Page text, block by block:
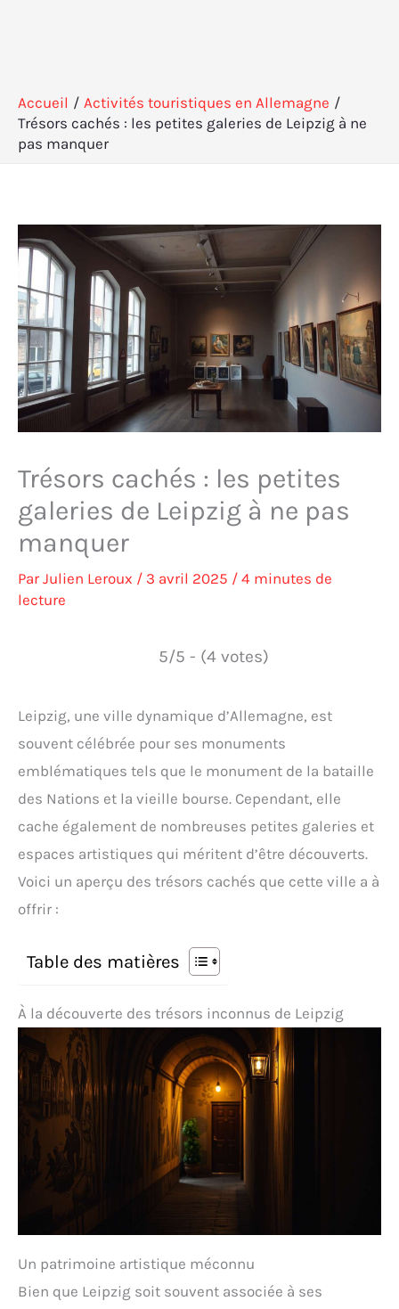
Accueil
Activités touristiques en Allemagne
Trésors cachés : les petites galeries de Leipzig à ne
pas manquer
Trésors cachés : les petites
galeries de Leipzig à ne pas
manquer
ParJulien Leroux / 3 avril 2025 / 4 minutes de
lecture
5/5 - (4 votes)
Leipzig, une ville dynamique d’Allemagne, est
souvent célébrée pour ses monuments
emblématiques tels que le monument de la bataille
des Nations et la vieille bourse. Cependant, elle
cache également de nombreuses petites galeries et
espaces artistiques qui méritent d’être découverts.
Voici un aperçu des trésors cachés que cette ville a à
offrir :
Table des matières
À la découverte des trésors inconnus de Leipzig
Un patrimoine artistique méconnu
Bien que Leipzig soit souvent associée à ses